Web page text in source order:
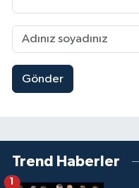
Gönder
Trend Haberler
1